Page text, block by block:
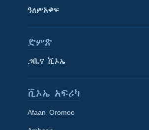
ዓለምአቀፍ
ድምጽ
ጋቢና ቪኦኤ
ቪኦኤ አፍሪካ
Afaan Oromoo